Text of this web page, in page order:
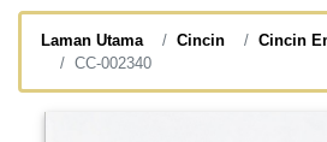
Laman Utama Cincin
Cincin
CC-002340